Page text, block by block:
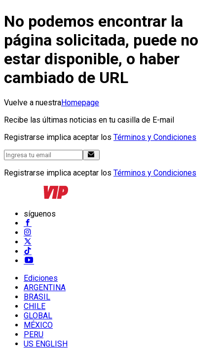
No podemos encontrar la
página solicitada, puede no
estar disponible, o haber
cambiado de URL
Vuelve a nuestraHomepage
Recibe las últimas noticias en tu casilla de E-mail
Registrarse implica aceptar los Términos y Condiciones
Registrarse implica aceptar los Términos y Condiciones
síguenos
Ediciones
ARGENTINA
BRASIL
CHILE
GLOBAL
MÉXICO
PERU
US ENGLISH